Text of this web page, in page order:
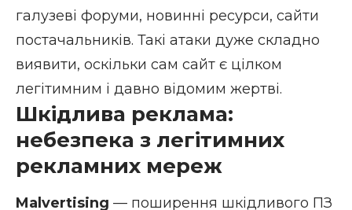
галузеві форуми, новинні ресурси, сайти
постачальників. Такі атаки дуже складно
виявити, оскільки сам сайт є цілком
легітимним і давно відомим жертві.
Шкідлива реклама:
небезпека з легітимних
рекламних мереж
Malvertising — поширення шкідливого ПЗ